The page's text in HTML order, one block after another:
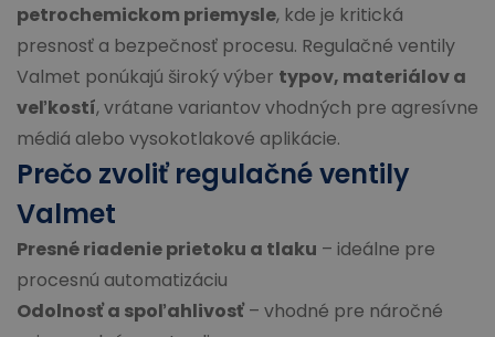
petrochemickom priemysle, kde je kritická
presnosť a bezpečnosť procesu. Regulačné ventily
Valmet ponúkajú široký výber typov, materiálov a
veľkostí, vrátane variantov vhodných pre agresívne
médiá alebo vysokotlakové aplikácie.
Prečo zvoliť regulačné ventily
Valmet
Presné riadenie prietoku a tlaku – ideálne pre
procesnú automatizáciu
Odolnosť a spoľahlivosť– vhodné pre náročné